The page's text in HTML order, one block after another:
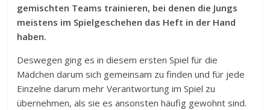
gemischten Teams trainieren, bei denen die Jungs
meistens im Spielgeschehen das Heft in der Hand
haben.
Deswegen ging es in diesem ersten Spiel für die
Mädchen darum sich gemeinsam zu finden und für jede
Einzelne darum mehr Verantwortung im Spiel zu
übernehmen, als sie es ansonsten häufig gewohnt sind.